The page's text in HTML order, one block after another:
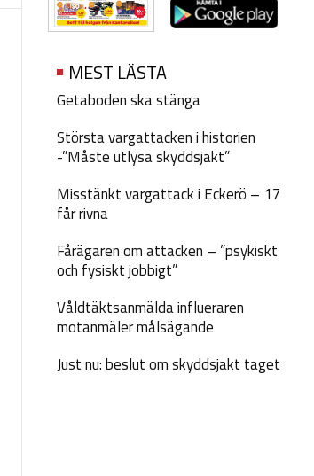
MEST LÄSTA
Getaboden ska stänga
Största vargattacken i historien
-”Måste utlysa skyddsjakt”
Misstänkt vargattack i Eckerö – 17
får rivna
Fårägaren om attacken – ”psykiskt
och fysiskt jobbigt”
Våldtäktsanmälda influeraren
motanmäler målsägande
Just nu: beslut om skyddsjakt taget